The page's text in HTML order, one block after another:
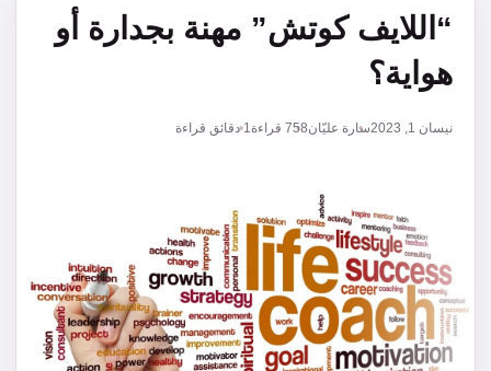
“اللايف كوتش” مهنة بجدارة أو
هواية؟
نيسان 1, 2023 سارة عليّان758 قراءة1 دقائق قراءة